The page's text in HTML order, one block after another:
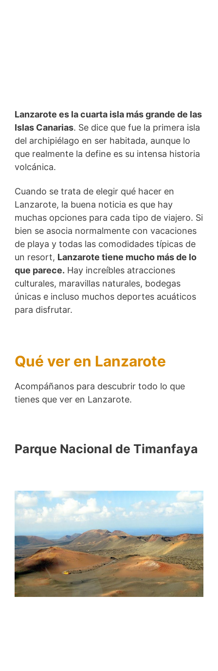
Lanzarote es la cuarta isla más grande de las
Islas Canarias. Se dice que fue la primera isla
del archipiélago en ser habitada, aunque lo
que realmente la define es su intensa historia
volcánica.
Cuando se trata de elegir qué hacer en
Lanzarote, la buena noticia es que hay
muchas opciones para cada tipo de viajero. Si
bien se asocia normalmente con vacaciones
de playa y todas las comodidades típicas de
un resort, Lanzarote tiene mucho más de lo
que parece. Hay increíbles atracciones
culturales, maravillas naturales, bodegas
únicas e incluso muchos deportes acuáticos
para disfrutar.
Qué ver en Lanzarote
Acompáñanos para descubrir todo lo que
tienes que ver en Lanzarote.
Parque Nacional de Timanfaya